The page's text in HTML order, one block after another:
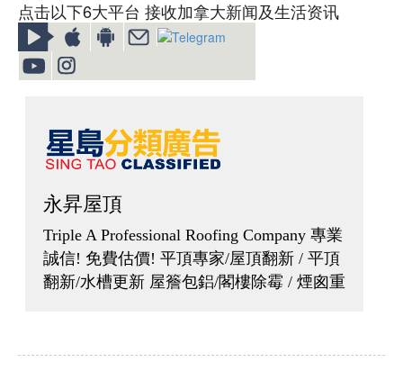
点击以下6大平台 接收加拿大新闻及生活资讯